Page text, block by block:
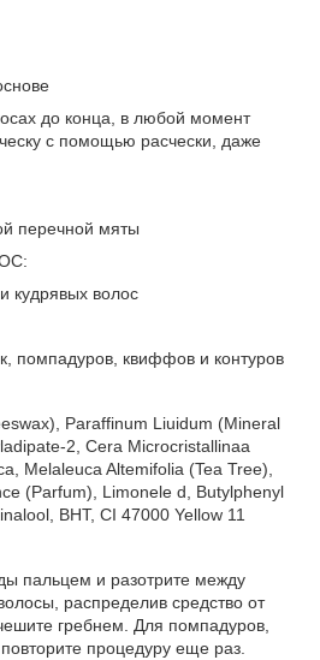
до конца, в любой момент
с помощью расчески, даже
перечной мяты
кудрявых волос
помпадуров, квиффов и контуров
Paraffinum Liuidum (Mineral
2, Cera Microcristallinaa
Melaleuca Altemifolia (Tea Tree),
(Parfum), Limonele d, Butylphenyl
BHT, CI 47000 Yellow 11
пальцем и разотрите между
распределив средство от
гребнем. Для помпадуров,
процедуру еще раз.